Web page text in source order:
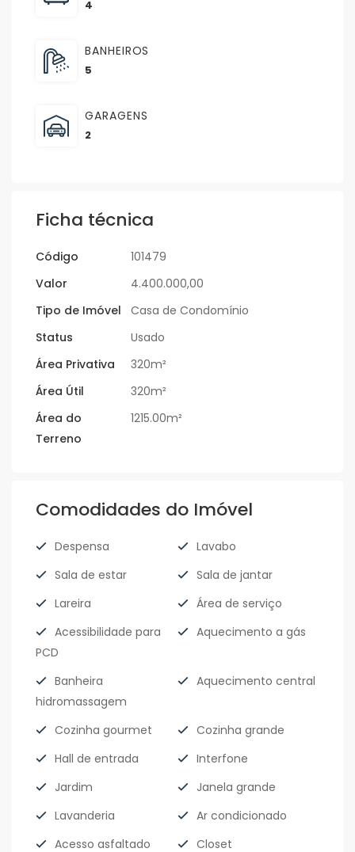
4
BANHEIROS
5
GARAGENS
2
Ficha técnica
Código
101479
Valor
4.400.000,00
Tipo de Imóvel
Casa de Condomínio
Status
Usado
Área Privativa
320m²
Área Útil
320m²
Área do
Terreno
1215.00m²
Comodidades do Imóvel
Despensa
Lavabo
Sala de estar
Sala de jantar
Lareira
Área de serviço
Acessibilidade para
PCD
Aquecimento a gás
Banheira
hidromassagem
Aquecimento central
Cozinha gourmet
Cozinha grande
Hall de entrada
Interfone
Jardim
Janela grande
Lavanderia
Ar condicionado
Acesso asfaltado
Closet